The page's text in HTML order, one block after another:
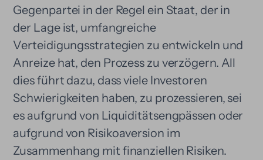
Gegenpartei in der Regel ein Staat, der in
der Lage ist, umfangreiche
Verteidigungsstrategien zu entwickeln und
Anreize hat, den Prozess zu verzögern. All
dies führt dazu, dass viele Investoren
Schwierigkeiten haben, zu prozessieren, sei
es aufgrund von Liquiditätsengpässen oder
aufgrund von Risikoaversion im
Zusammenhang mit finanziellen Risiken.